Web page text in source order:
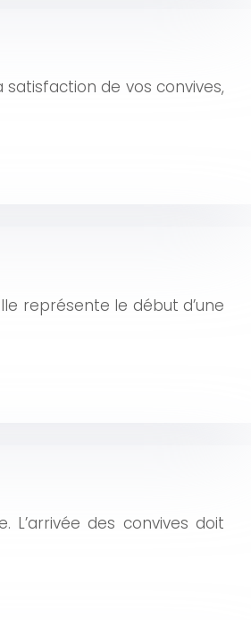
de vos convives,
représente le début d’une
des convives doit